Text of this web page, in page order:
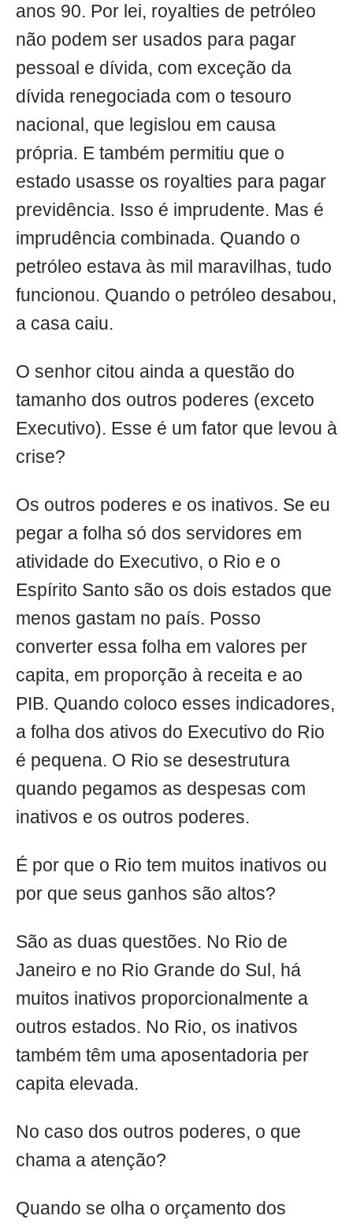
anos 90. Por lei, royalties de petróleo
não podem ser usados para pagar
pessoal e dívida, com exceção da
dívida renegociada com o tesouro
nacional, que legislou em causa
própria. E também permitiu que o
estado usasse os royalties para pagar
previdência. Isso é imprudente. Mas é
imprudência combinada. Quando o
petróleo estava às mil maravilhas, tudo
funcionou. Quando o petróleo desabou,
a casa caiu.
O senhor citou ainda a questão do
tamanho dos outros poderes (exceto
Executivo). Esse é um fator que levou à
crise?
Os outros poderes e os inativos. Se eu
pegar a folha só dos servidores em
atividade do Executivo, o Rio e o
Espírito Santo são os dois estados que
menos gastam no país. Posso
converter essa folha em valores per
capita, em proporção à receita e ao
PIB. Quando coloco esses indicadores,
a folha dos ativos do Executivo do Rio
é pequena. O Rio se desestrutura
quando pegamos as despesas com
inativos e os outros poderes.
É por que o Rio tem muitos inativos ou
por que seus ganhos são altos?
São as duas questões. No Rio de
Janeiro e no Rio Grande do Sul, há
muitos inativos proporcionalmente a
outros estados. No Rio, os inativos
também têm uma aposentadoria per
capita elevada.
No caso dos outros poderes, o que
chama a atenção?
Quando se olha o orçamento dos